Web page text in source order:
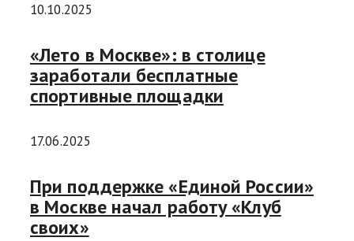
10.10.2025
«Лето в Москве»: в столице
заработали бесплатные
спортивные площадки
17.06.2025
При поддержке «Единой России»
в Москве начал работу «Клуб
своих»